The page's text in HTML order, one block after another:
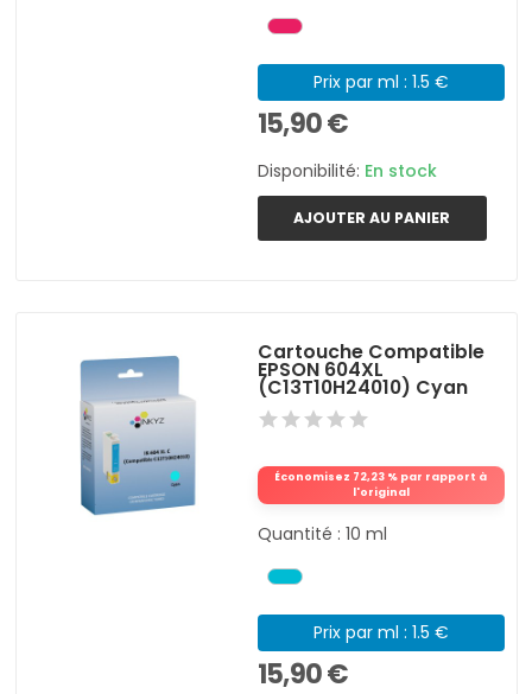
Prix par ml : 1.5 €
15,90 €
Disponibilité: En stock
AJOUTER AU PANIER
Cartouche Compatible
EPSON 604XL
(C13T10H24010) Cyan
Économisez 72,23 % par rapport à
l'original
Quantité : 10 ml
Prix par ml : 1.5 €
15,90 €